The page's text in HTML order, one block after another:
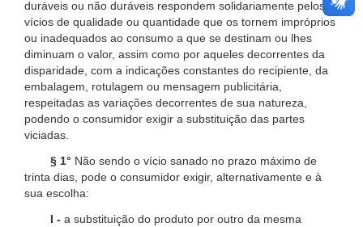
duráveis ou não duráveis respondem solidariamente pelos
vícios de qualidade ou quantidade que os tornem impróprios
ou inadequados ao consumo a que se destinam ou lhes
diminuam o valor, assim como por aqueles decorrentes da
disparidade, com a indicações constantes do recipiente, da
embalagem, rotulagem ou mensagem publicitária,
respeitadas as variações decorrentes de sua natureza,
podendo o consumidor exigir a substituição das partes
viciadas.
§ 1° Não sendo o vício sanado no prazo máximo de
trinta dias, pode o consumidor exigir, alternativamente e à
sua escolha:
I - a substituição do produto por outro da mesma